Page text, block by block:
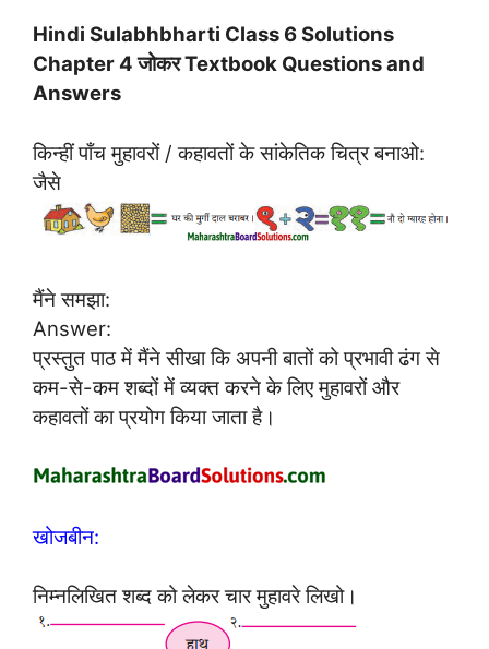
Hindi Sulabhbharti Class 6 Solutions
Chapter 4 जोकर Textbook Questions and
Answers
किन्हीं पाँच मुहावरों / कहावतों के सांकेतिक चित्र बनाओ:
जैसे
मैंने समझा:
Answer:
प्रस्तुत पाठ में मैंने सीखा कि अपनी बातों को प्रभावी ढंग से
कम-से-कम शब्दों में व्यक्त करने के लिए मुहावरों और
कहावतों का प्रयोग किया जाता है।
खोजबीन:
निम्नलिखित शब्द को लेकर चार मुहावरे लिखो।